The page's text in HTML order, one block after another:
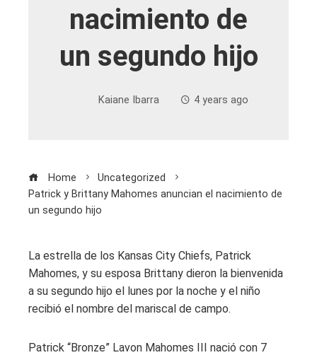
nacimiento de
un segundo hijo
Kaiane Ibarra 4 years ago
Home
Uncategorized
Patrick y Brittany Mahomes anuncian el nacimiento de
un segundo hijo
La estrella de los Kansas City Chiefs, Patrick
Mahomes, y su esposa Brittany dieron la bienvenida
a su segundo hijo el lunes por la noche y el niño
recibió el nombre del mariscal de campo.
Patrick “Bronze” Lavon Mahomes III nació con 7